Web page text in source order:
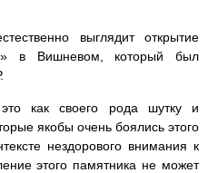
выглядит открытие
в Вишневом, который был
как своего рода шутку и
якобы очень боялись этого
нездорового внимания к
этого памятника не может